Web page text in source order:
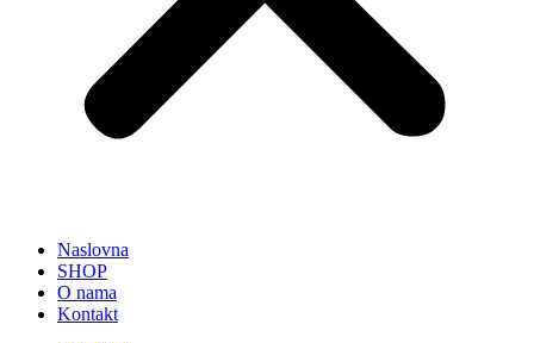
Naslovna
SHOP
O nama
Kontakt